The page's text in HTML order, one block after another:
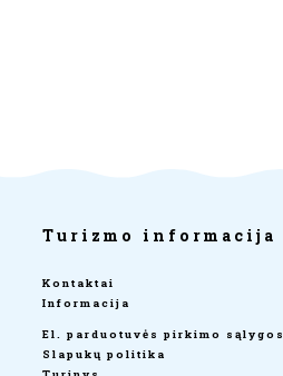
Turizmo informacija
Kontaktai
Informacija
El. parduotuvės pirkimo sąlygos
Slapukų politika